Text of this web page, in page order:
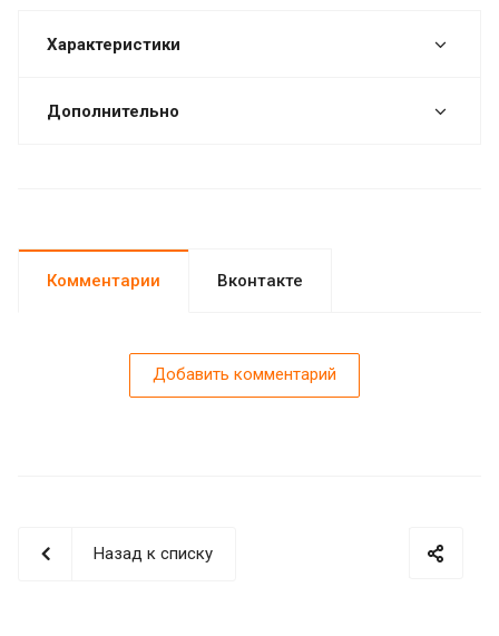
Характеристики
Дополнительно
Комментарии Вконтакте
Добавить комментарий
Назад к списку